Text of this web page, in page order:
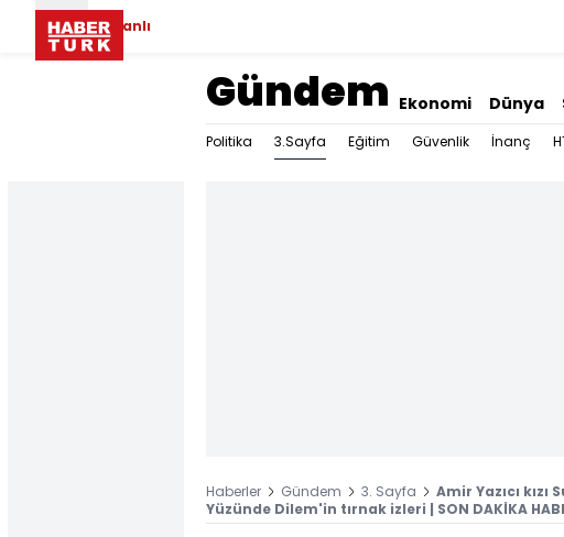
Canlı
Gündem Ekonomi Dünya
Politika 3.Sayfa Eğitim Güvenlik İnanç
Haberler Gündem 3. Sayfa
Amir Yazıcı
Yüzünde Dilem'in tırnak izleri | SON DAKİKA